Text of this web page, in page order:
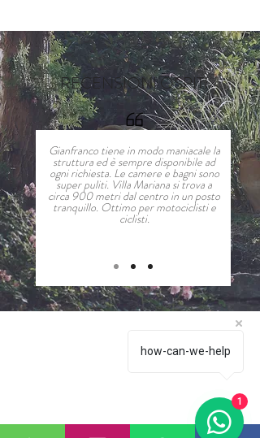
RECENSIONI OSPITI
Gianfranco tiene in modo maniacale la
struttura ed è sempre disponibile ad
ogni richiesta. Le camere e bagni sono
super puliti. Villa Mariana si trova a
circa 900 metri dal centro in un posto
tranquillo. Ottimo per motociclisti e
ciclisti.
how-can-we-help
1